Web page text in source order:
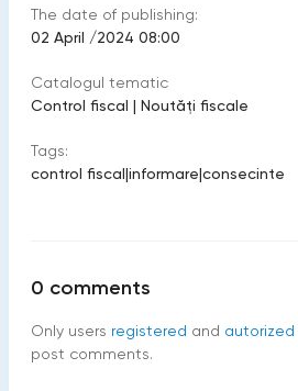
The date of publishing:
02 April /2024 08:00
Catalogul tematic
Control fiscal | Noutăți fiscale
Tags:
control fiscal|informare|consecinte
0 comments
Only users registered and autorized
post comments.